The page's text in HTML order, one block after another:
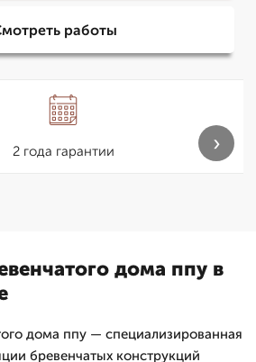
работы
2 года гарантии ›
дома ппу в
дома ппу — специализированная
бревенчатых конструкций